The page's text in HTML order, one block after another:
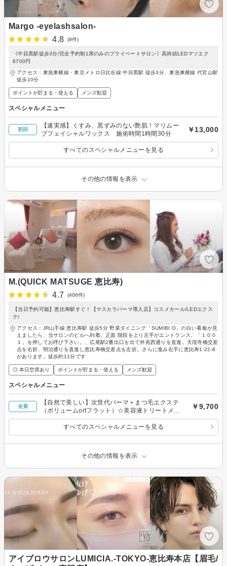
Margo -eyelashsalon-
4.8
(9件)
《中目黒駅徒歩3分/完全予約制1席のみのプライベートサロン》高持続LEDマツエク
6700円
アクセス：東急東横線・東京メトロ日比谷線 中目黒駅 徒歩3分、東急東横線 代官山駅
徒歩10分
ポイントが貯まる・使える メンズ歓迎
スペシャルメニュー
初回
【速実感】くすみ、黒ずみのない艶肌！マリムー
ブフェイシャルワックス 施術時間1時間30分
￥13,000
すべてのスペシャルメニューを見る
その他の情報を表示
M.(QUICK MATSUGE 恵比寿)
4.7
(406件)
【当日予約可能】恵比寿駅すぐ！【マスカラパーマ導入店】コスメカール/LEDエクス
テ/
アクセス：JR山手線 恵比寿駅 徒歩5分 野菜ダイニング「SUMIBI O」の白い看板が見
えましたら、当サロンのビルへ到着。正面 階段を上り左手がエントランス。「１００
１」を押してお呼び下さい。、広尾駅2番出口を出て外苑西通りを直進。天現寺橋交差
点を右折、明治通りを直進し恵比寿橋交差点を左折。さらに進み右手に恵比寿1-22-8
があります。徒歩約11分です
◎ 本日空席あり ポイントが貯まる・使える メンズ歓迎
スペシャルメニュー
全員
【自然で美しい】次世代パーマ＋まつ毛エクステ
（ボリュームortフラット）☆美容液トリートメン
ト付き♪
￥9,700
すべてのスペシャルメニューを見る
その他の情報を表示
アイブロウサロンLUMICIA.-TOKYO-恵比寿本店【眉毛/